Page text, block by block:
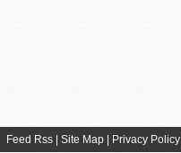
Feed Rss Site Map Privacy Policy